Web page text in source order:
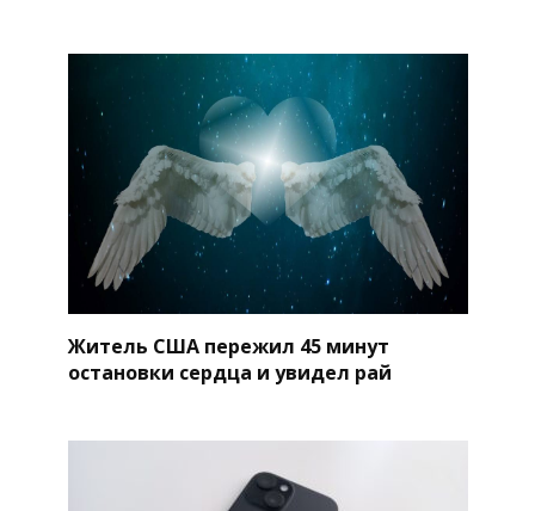
Житель США пережил 45 минут
остановки сердца и увидел рай